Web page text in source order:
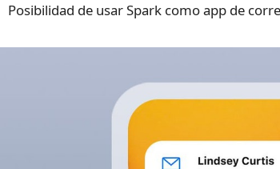
Posibilidad de usar Spark como app de